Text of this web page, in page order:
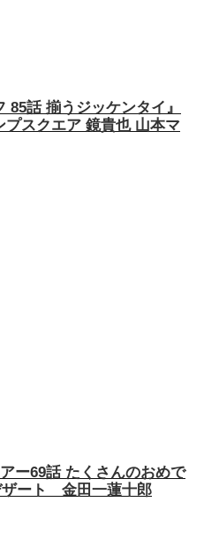
話 揃うジッケンタイ』
スクエア 鏡貴也 山本マ
ー69話 たくさんのおめで
ート 金田一蓮十郎